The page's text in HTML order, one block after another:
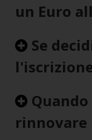
un Euro
Se
rinnovare